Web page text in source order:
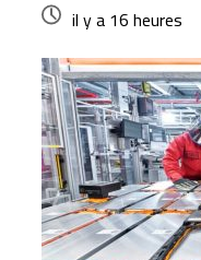
il y a 16 heures